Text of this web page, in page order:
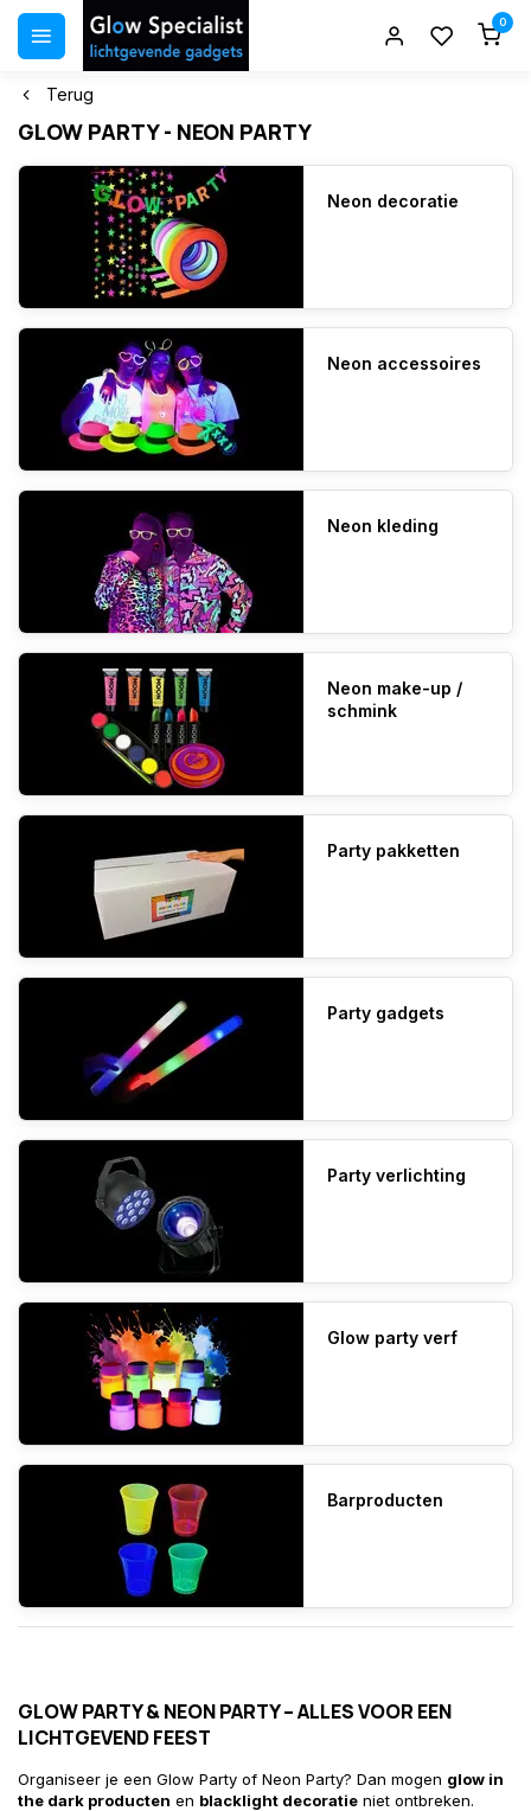
0
Terug
GLOW PARTY - NEON PARTY
Neon decoratie
Neon accessoires
Neon kleding
Neon make-up /
schmink
Party pakketten
Party gadgets
Party verlichting
Glow party verf
Barproducten
GLOW PARTY & NEON PARTY – ALLES VOOR EEN
LICHTGEVEND FEEST
Organiseer je een Glow Party of Neon Party? Dan mogen glow in
the dark producten en blacklight decoratie niet ontbreken.